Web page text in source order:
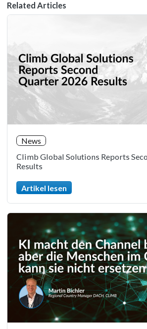
Related Articles
News
Climb Global Solutions Reports
Results
Artikel lesen